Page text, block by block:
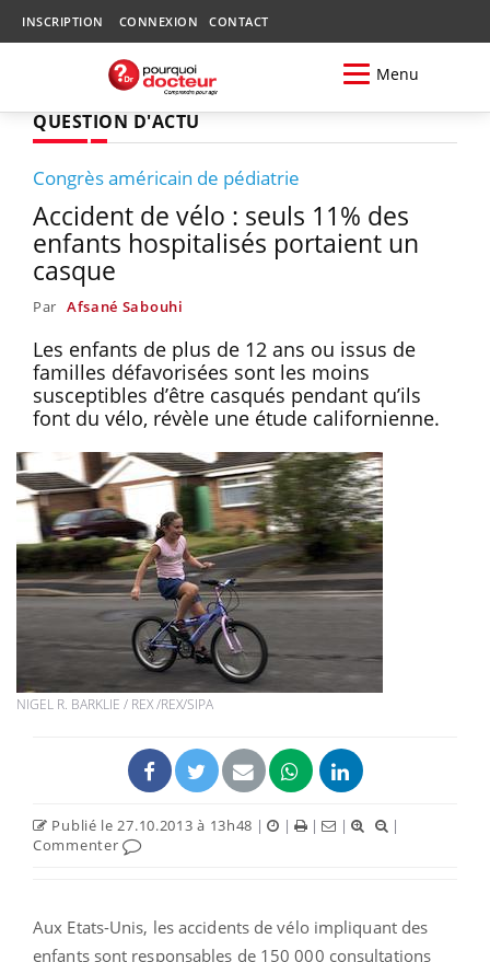
INSCRIPTION CONNEXION CONTACT
Menu
QUESTION D'ACTU
Congrès américain de pédiatrie
Accident de vélo : seuls 11% des
enfants hospitalisés portaient un
casque
Par Afsané Sabouhi
Les enfants de plus de 12 ans ou issus de
familles défavorisées sont les moins
susceptibles d’être casqués pendant qu’ils
font du vélo, révèle une étude californienne.
NIGEL R. BARKLIE / REX /REX/SIPA
Publié le 27.10.2013 à 13h48 | | | |
|
Commenter
Aux Etats-Unis, les accidents de vélo impliquant des
enfants sont responsables de 150 000 consultations